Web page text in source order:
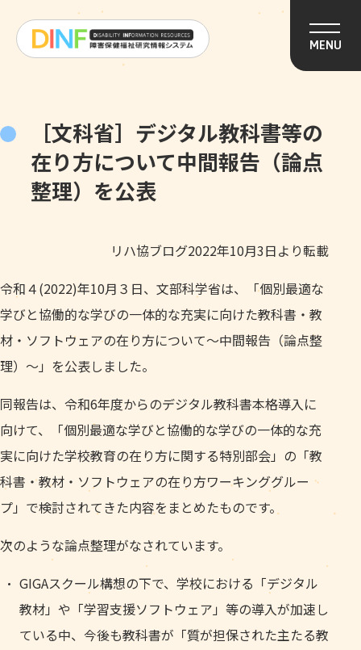
MENU
［文科省］デジタル教科書等の
在り方について中間報告（論点
整理）を公表
リハ協ブログ2022年10月3日より転載
令和４(2022)年10月３日、文部科学省は、「個別最適な
学びと協働的な学びの一体的な充実に向けた教科書・教
材・ソフトウェアの在り方について〜中間報告（論点整
理）～」を公表しました。
同報告は、令和6年度からのデジタル教科書本格導入に
向けて、「個別最適な学びと協働的な学びの一体的な充
実に向けた学校教育の在り方に関する特別部会」の「教
科書・教材・ソフトウェアの在り方ワーキンググルー
プ」で検討されてきた内容をまとめたものです。
次のような論点整理がなされています。
GIGAスクール構想の下で、学校における「デジタル
教材」や「学習支援ソフトウェア」等の導入が加速し
ている中、今後も教科書が「質が担保された主たる教